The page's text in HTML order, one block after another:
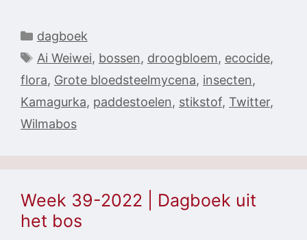
Categorieën
dagboek
Tags
Ai Weiwei, bossen, droogbloem, ecocide,
flora, Grote bloedsteelmycena, insecten,
Kamagurka, paddestoelen, stikstof, Twitter,
Wilmabos
Week 39-2022 | Dagboek uit
het bos